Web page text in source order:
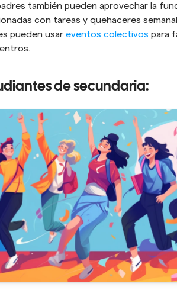
también pueden aprovechar la
con tareas y quehaceres
pueden usar eventos colectivos para
de secundaria: